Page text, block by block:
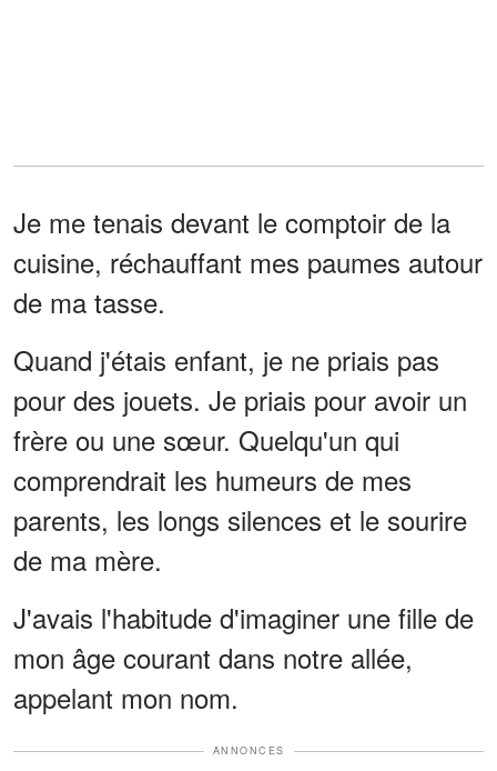
Je me tenais devant le comptoir de la
cuisine, réchauffant mes paumes autour
de ma tasse.
Quand j'étais enfant, je ne priais pas
pour des jouets. Je priais pour avoir un
frère ou une sœur. Quelqu'un qui
comprendrait les humeurs de mes
parents, les longs silences et le sourire
de ma mère.
J'avais l'habitude d'imaginer une fille de
mon âge courant dans notre allée,
appelant mon nom.
ANNONCES